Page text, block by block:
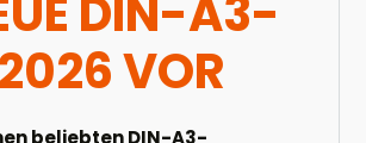
DIN-A3-
VOR
beliebten DIN-A3-